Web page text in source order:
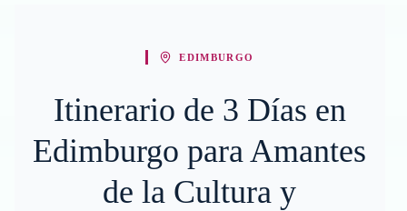
EDIMBURGO
Itinerario de 3 Días en
Edimburgo para Amantes
de la Cultura y